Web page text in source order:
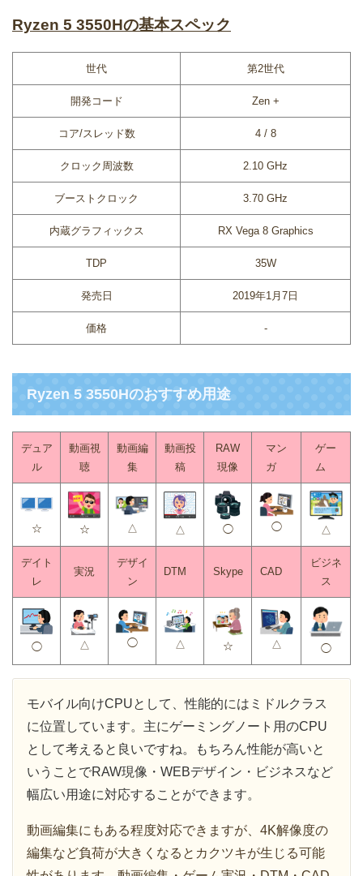
Ryzen 5 3550Hの基本スペック
世代 第2世代
開発コード Zen +
コア/スレッド数 4 / 8
クロック周波数 2.10 GHz
ブーストクロック 3.70 GHz
内蔵グラフィックス RX Vega 8 Graphics
TDP 35W
発売日 2019年1月7日
価格 -
Ryzen 5 3550Hのおすすめ用途
デュア
ル
動画視
聴
動画編
集
動画投
稿
RAW
現像
マン
ガ
ゲー
ム
☆ ☆ △ △ ◯ ◯ △
デイト
レ
実況
デザイ
ン
DTM Skype CAD
ビジネ
ス
◯ △ ◯ △ ☆ △ ◯
モバイル向けCPUとして、性能的にはミドルクラス
に位置しています。主にゲーミングノート用のCPU
として考えると良いですね。もちろん性能が高いと
いうことでRAW現像・WEBデザイン・ビジネスなど
幅広い用途に対応することができます。
動画編集にもある程度対応できますが、4K解像度の
編集など負荷が大きくなるとカクツキが生じる可能